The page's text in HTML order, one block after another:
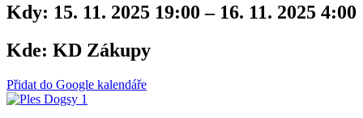
Kdy: 15. 11. 2025 19:00 – 16. 11. 2025 4:00
Kde: KD Zákupy
Přidat do Google kalendáře